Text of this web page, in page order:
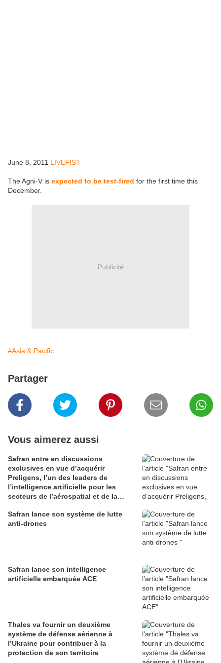
June 8, 2011 LIVEFIST
The Agni-V is expected to be test-fired for the first time this
December.
Publicité
#Asia & Pacific
Partager
Vous aimerez aussi
Safran entre en discussions
exclusives en vue d’acquérir
Preligens, l’un des leaders de
l’intelligence artificielle pour les
secteurs de l’aérospatial et de la
Safran lance son système de lutte
anti-drones
Safran lance son intelligence
artificielle embarquée ACE
Thales va fournir un deuxième
système de défense aérienne à
l’Ukraine pour contribuer à la
protection de son territoire